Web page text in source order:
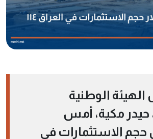
الوطنية
حيدر مكية، أمس
حجم الاستثمارات في